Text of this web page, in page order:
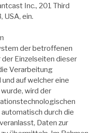
Inc., 201 Third
USA, ein.
der betroffenen
der Einzelseiten dieser
Verarbeitung
auf welcher eine
wird der
durch die
Daten zur